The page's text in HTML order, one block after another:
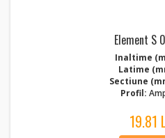
Element S
Inaltime
Latime
Sectiune
Profil:
19.81